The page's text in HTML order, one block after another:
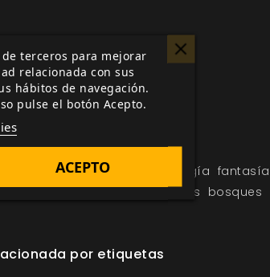
juegos suplemento mitología fantasía
de hadas trols dragones bosques
por etiquetas
terceros para mejorar
relacionada con sus
hábitos de navegación.
pulse el botón Acepto.
ACEPTO